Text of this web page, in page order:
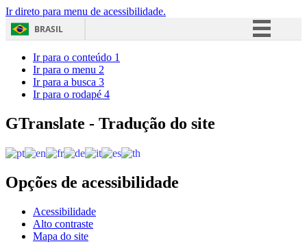
Ir direto para menu de acessibilidade.
BRASIL
Acesso à informação
Ir para o conteúdo 1
Ir para o menu 2
Ir para a busca 3
Ir para o rodapé 4
GTranslate - Tradução do site
Opções de acessibilidade
Acessibilidade
Alto contraste
Mapa do site